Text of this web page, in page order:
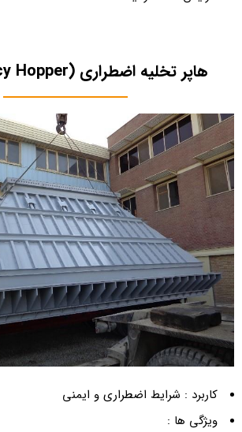
هاپر تخلیه اضطراری (Emergency Hopper)
کاربرد : شرایط اضطراری و ایمنی
ویژگی ها :